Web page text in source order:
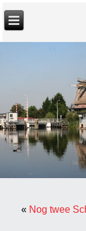
« Nog twee